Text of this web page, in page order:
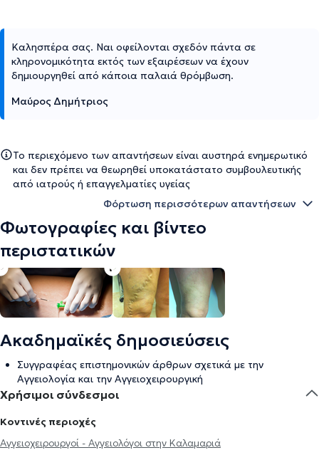
Καλησπέρα σας. Ναι οφείλονται σχεδόν πάντα σε
κληρονομικότητα εκτός των εξαιρέσεων να έχουν
δημιουργηθεί από κάποια παλαιά θρόμβωση.
Μαύρος Δημήτριος
Το περιεχόμενο των απαντήσεων είναι αυστηρά ενημερωτικό
και δεν πρέπει να θεωρηθεί υποκατάστατο συμβουλευτικής
από ιατρούς ή επαγγελματίες υγείας
Φόρτωση περισσότερων απαντήσεων
Φωτογραφίες και βίντεο
περιστατικών
Ακαδημαϊκές δημοσιεύσεις
Συγγραφέας επιστημονικών άρθρων σχετικά με την
Αγγειολογία και την Αγγειοχειρουργική
Χρήσιμοι σύνδεσμοι
Κοντινές περιοχές
Αγγειοχειρουργοί - Αγγειολόγοι στην Καλαμαριά